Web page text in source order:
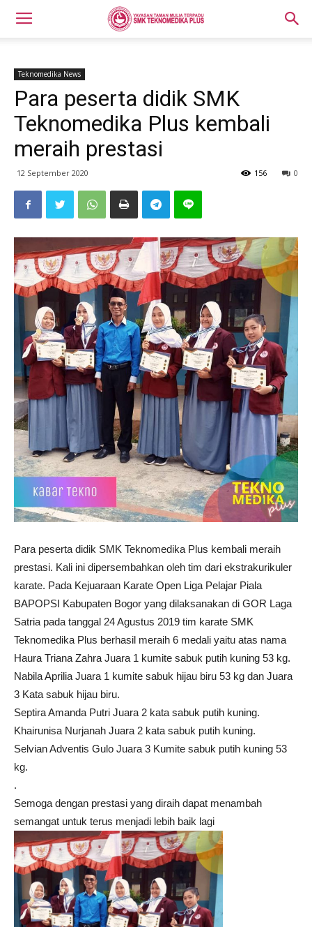
Teknomedika News
Para peserta didik SMK
Teknomedika Plus kembali
meraih prestasi
12 September 2020 0
156
Para peserta didik SMK Teknomedika Plus kembali meraih
prestasi. Kali ini dipersembahkan oleh tim dari ekstrakurikuler
karate. Pada Kejuaraan Karate Open Liga Pelajar Piala
BAPOPSI Kabupaten Bogor yang dilaksanakan di GOR Laga
Satria pada tanggal 24 Agustus 2019 tim karate SMK
Teknomedika Plus berhasil meraih 6 medali yaitu atas nama
Haura Triana Zahra Juara 1 kumite sabuk putih kuning 53 kg.
Nabila Aprilia Juara 1 kumite sabuk hijau biru 53 kg dan Juara
3 Kata sabuk hijau biru.
Septira Amanda Putri Juara 2 kata sabuk putih kuning.
Khairunisa Nurjanah Juara 2 kata sabuk putih kuning.
Selvian Adventis Gulo Juara 3 Kumite sabuk putih kuning 53
kg.
.
Semoga dengan prestasi yang diraih dapat menambah
semangat untuk terus menjadi lebih baik lagi